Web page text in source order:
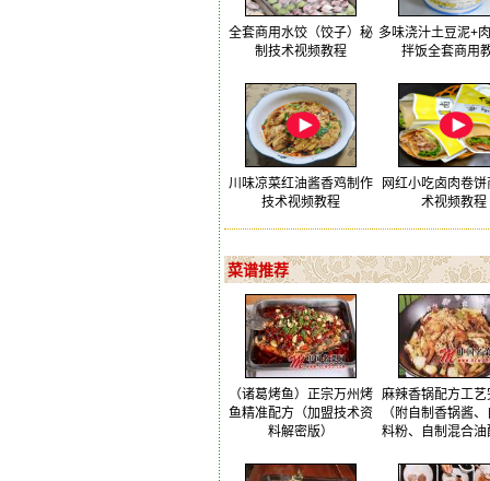
全套商用水饺（饺子）秘
制技术视频教程
多味浇汁土豆泥+
拌饭全套商用
川味凉菜红油酱香鸡制作
技术视频教程
网红小吃卤肉卷
术视频教程
菜谱推荐
（诸葛烤鱼）正宗万州烤
鱼精准配方（加盟技术资
料解密版）
麻辣香锅配方工艺
（附自制香锅酱
料粉、自制混合油